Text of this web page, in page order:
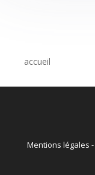
accueil
Mentions légales -